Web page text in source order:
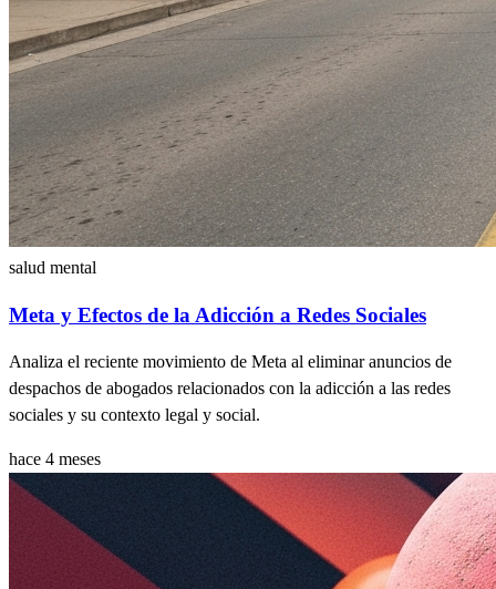
salud mental
Meta y Efectos de la Adicción a Redes Sociales
Analiza el reciente movimiento de Meta al eliminar anuncios de
despachos de abogados relacionados con la adicción a las redes
sociales y su contexto legal y social.
hace 4 meses